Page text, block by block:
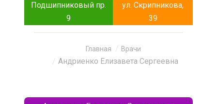
Подшипниковый пр.
9
ул. Скрипникова,
39
Главная Врачи
Андриенко Елизавета Сергеевна